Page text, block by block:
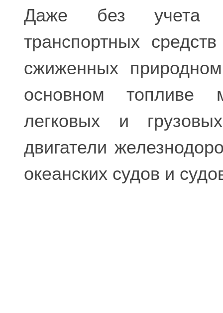
Даже без учета
транспортных
сжиженных
основном топливе
легковых и
двигатели
океанских судов и